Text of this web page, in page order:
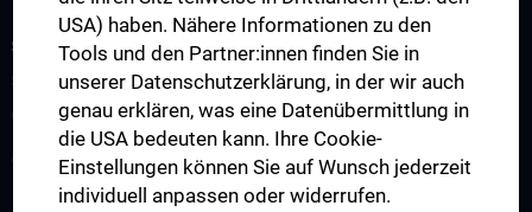
STUDIUM, AUS- UND WEITERBILDUNG
Studium & Vorlesungen
Weiterbildung Transfusionsmedizin
Ärztliche Pflichtschulung
USA) haben. Nähere Informationen zu den
Tools und den Partner:innen finden Sie in
unserer Datenschutzerklärung, in der wir auch
genau erklären, was eine Datenübermittlung in
die USA bedeuten kann. Ihre Cookie-
Einstellungen können Sie auf Wunsch jederzeit
individuell anpassen oder widerrufen.